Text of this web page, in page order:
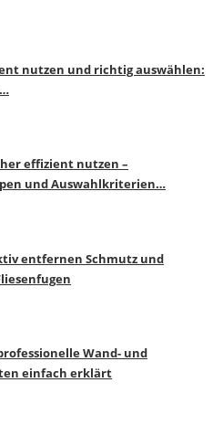
nutzen und richtig auswählen:
effizient nutzen –
und Auswahlkriterien…
entfernen Schmutz und
Wand- und
einfach erklärt